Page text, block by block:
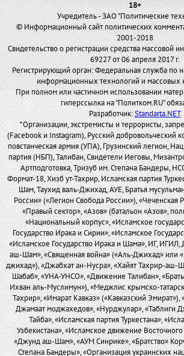
18+
Учредитель - ЗАО "Политические
© Информационный сайт политических
2001-2018
Свидетельство о регистрации средства
69227 от 06 апреля 2017 г.
Регистрирующий орган: Федеральная служба по
информационных технологий и массовых
При полном или частичном использовании
гиперссылка на "Политком.RU"
Разработчик:Standarta.NET
*Организации, экстремисты и террористы,
(Facebook и Instagram), Русский добровольческий
повстанческая армия (УПА), Грузинский легион,
партия (НБП), Талибан, Свидетели Иеговы,
Артподготовка, Тризуб им. Степана Бандеры,
Формат-18, Хизб ут-Тахрир, Исламская партия
Шам, Таухид валь-Джихад, АУЕ, Братья
России» («Легион Свобода России»), «Чеченская
«Правый сектор», «Азов» (батальон «Азов»,
«Национальный корпус», «Исламское
Государство Ирака и Сирии», «Исламское
«Исламское Государство Ирака и Шама», ИГ,
аш-Шам», «Священная война» («Аль-Джихад» или
джихад»), «Джабхат ан-Нусра», «Хайят Тахрир-аш-
Шабаб», «УНА-УНСО», «Движение Талибан»,
Ихван аль-Муслимун»), «Меджлис крымско-
Тахрир», «Имарат Кавказ» («Кавказский
Джамаат моджахедов», «Нурджулар», «Таблиги
Тайба», «Исламская партия Туркестана»,
Узбекистана», «Исламское движение
«Джунд аш-Шам», «АУМ Синрике», «Братство»
Степана Бандеры», «Организация украинских